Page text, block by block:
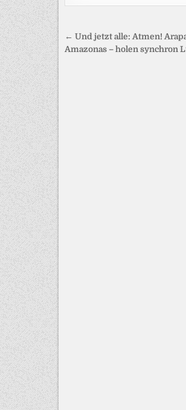
← Und jetzt alle: Atmen!
Amazonas – holen synchron